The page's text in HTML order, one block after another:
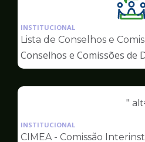
da
de
INSTITUCIONAL
Lista de Conselhos e
Conselhos e Comissões de
"
INSTITUCIONAL
CIMEA - Comissão